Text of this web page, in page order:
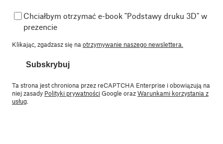
Chciałbym otrzymać e-book "Podstawy druku 3D" w
prezencie
Klikając, zgadzasz się na otrzymywanie naszego newslettera.
Subskrybuj
Ta strona jest chroniona przez reCAPTCHA Enterprise i obowiązują na
niej zasady Polityki prywatnościGoogle orazWarunkami korzystania z
usług